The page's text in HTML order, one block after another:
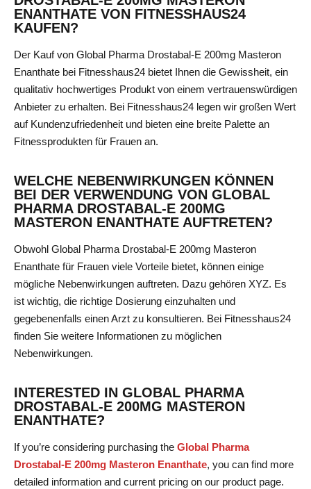
ENANTHATE VON FITNESSHAUS24
KAUFEN?
Der Kauf von Global Pharma Drostabal-E 200mg Masteron
Enanthate bei Fitnesshaus24 bietet Ihnen die Gewissheit, ein
qualitativ hochwertiges Produkt von einem vertrauenswürdigen
Anbieter zu erhalten. Bei Fitnesshaus24 legen wir großen Wert
auf Kundenzufriedenheit und bieten eine breite Palette an
Fitnessprodukten für Frauen an.
WELCHE NEBENWIRKUNGEN KÖNNEN
BEI DER VERWENDUNG VON GLOBAL
PHARMA DROSTABAL-E 200MG
MASTERON ENANTHATE AUFTRETEN?
Obwohl Global Pharma Drostabal-E 200mg Masteron
Enanthate für Frauen viele Vorteile bietet, können einige
mögliche Nebenwirkungen auftreten. Dazu gehören XYZ. Es
ist wichtig, die richtige Dosierung einzuhalten und
gegebenenfalls einen Arzt zu konsultieren. Bei Fitnesshaus24
finden Sie weitere Informationen zu möglichen
Nebenwirkungen.
INTERESTED IN GLOBAL PHARMA
DROSTABAL-E 200MG MASTERON
ENANTHATE?
If you’re considering purchasing the Global Pharma
Drostabal-E 200mg Masteron Enanthate, you can find more
detailed information and current pricing on our product page.